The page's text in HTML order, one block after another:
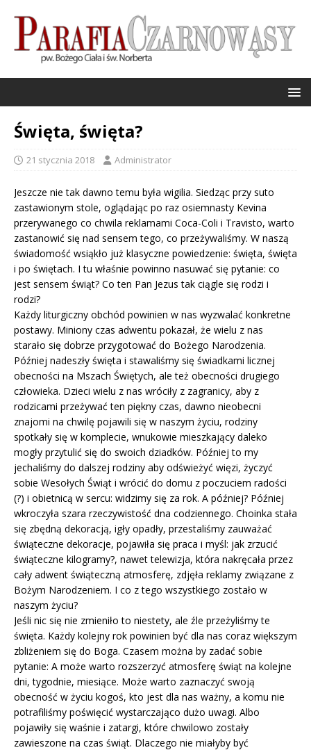
Święta, święta?
21 stycznia 2018 Administrator
Jeszcze nie tak dawno temu była wigilia. Siedząc przy suto
zastawionym stole, oglądając po raz osiemnasty Kevina
przerywanego co chwila reklamami Coca-Coli i Travisto, warto
zastanowić się nad sensem tego, co przeżywaliśmy. W naszą
świadomość wsiąkło już klasyczne powiedzenie: święta, święta
i po świętach. I tu właśnie powinno nasuwać się pytanie: co
jest sensem świąt? Co ten Pan Jezus tak ciągle się rodzi i
rodzi?
Każdy liturgiczny obchód powinien w nas wyzwalać konkretne
postawy. Miniony czas adwentu pokazał, że wielu z nas
starało się dobrze przygotować do Bożego Narodzenia.
Później nadeszły święta i stawaliśmy się świadkami licznej
obecności na Mszach Świętych, ale też obecności drugiego
człowieka. Dzieci wielu z nas wróciły z zagranicy, aby z
rodzicami przeżywać ten piękny czas, dawno nieobecni
znajomi na chwilę pojawili się w naszym życiu, rodziny
spotkały się w komplecie, wnukowie mieszkający daleko
mogły przytulić się do swoich dziadków. Później to my
jechaliśmy do dalszej rodziny aby odświeżyć więzi, życzyć
sobie Wesołych Świąt i wrócić do domu z poczuciem radości
(?) i obietnicą w sercu: widzimy się za rok. A później? Później
wkroczyła szara rzeczywistość dna codziennego. Choinka stała
się zbędną dekoracją, igły opadły, przestaliśmy zauważać
świąteczne dekoracje, pojawiła się praca i myśl: jak zrzucić
świąteczne kilogramy?, nawet telewizja, która nakręcała przez
cały adwent świąteczną atmosferę, zdjęła reklamy związane z
Bożym Narodzeniem. I co z tego wszystkiego zostało w
naszym życiu?
Jeśli nic się nie zmieniło to niestety, ale źle przeżyliśmy te
święta. Każdy kolejny rok powinien być dla nas coraz większym
zbliżeniem się do Boga. Czasem można by zadać sobie
pytanie: A może warto rozszerzyć atmosferę świąt na kolejne
dni, tygodnie, miesiące. Może warto zaznaczyć swoją
obecność w życiu kogoś, kto jest dla nas ważny, a komu nie
potrafiliśmy poświęcić wystarczająco dużo uwagi. Albo
pojawiły się waśnie i zatargi, które chwilowo zostały
zawieszone na czas świąt. Dlaczego nie miałyby być